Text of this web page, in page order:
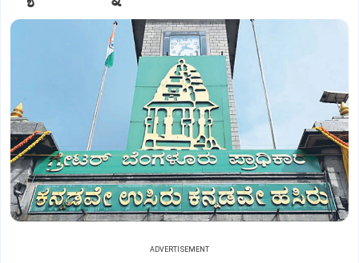
ADVERTISEMENT